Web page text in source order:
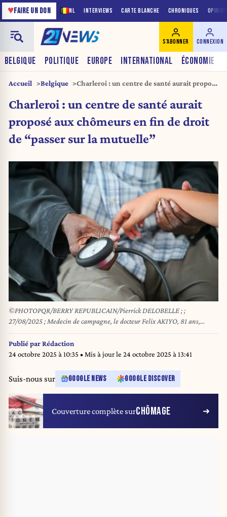
NL INTERVIEWS CARTE BLANCHE CHRONIQUES
♥FAIRE UN DON
BELGIQUE POLITIQUE EUROPE INTERNATIONAL ÉCONOMIE
S'ABONNER CONNEXION
Accueil Belgique
Charleroi : un centre de santé aurait proposé
la mutuelle”
Charleroi : un centre de santé aurait
proposé aux chômeurs en fin de droit
de “passer sur la mutuelle”
©PHOTOPQR/BERRY REPUBLICAIN/Pierrick DELOBELLE ; ;
27/08/2025 ; Medecin de campagne, le docteur Felix AKIYO, 81 ans,
continue d exercer a Saint Aout dans l Indre, le 27/08/2025, photos Pierrick
Delobelle ILLUSTRATION MEDECIN GENERALISTE / DOCTEUR /
MEDECINE
Publié parRédaction
24 octobre 2025 à 10:35 • Mis à jour le 24 octobre 2025 à 13:41
Suis-nous sur GOOGLE NEWS GOOGLE DISCOVER
Couverture complète surCHÔMAGE